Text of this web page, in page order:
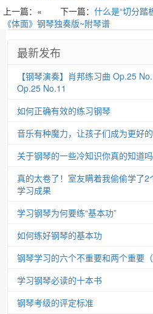
下一篇： 什么是“切分踏
上一篇：«
《体面》钢琴独奏版~附琴谱
最新发布
【钢琴演奏】肖邦练习曲 Op.25
Op.25 No.11
如何正确有效的练习钢琴
音乐有种魔力，让孩子们成为更好的
关于钢琴的一些冷知识你真的知道
真的太卷了！室友瞒着我偷偷学了
学习成果
学习钢琴为何要练“基本功”
如何练好钢琴的基本功
钢琴学习的六个不重要和两个重要（
学习钢琴必读的十本书
钢琴考级的评定标准